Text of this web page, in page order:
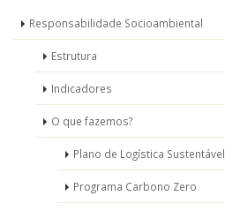
navegação
Menu
Responsabilidade
Socioambiental
Responsabilidade Socioambiental
Estrutura
Indicadores
O que fazemos?
Plano de Logística Sustentável
Programa Carbono Zero